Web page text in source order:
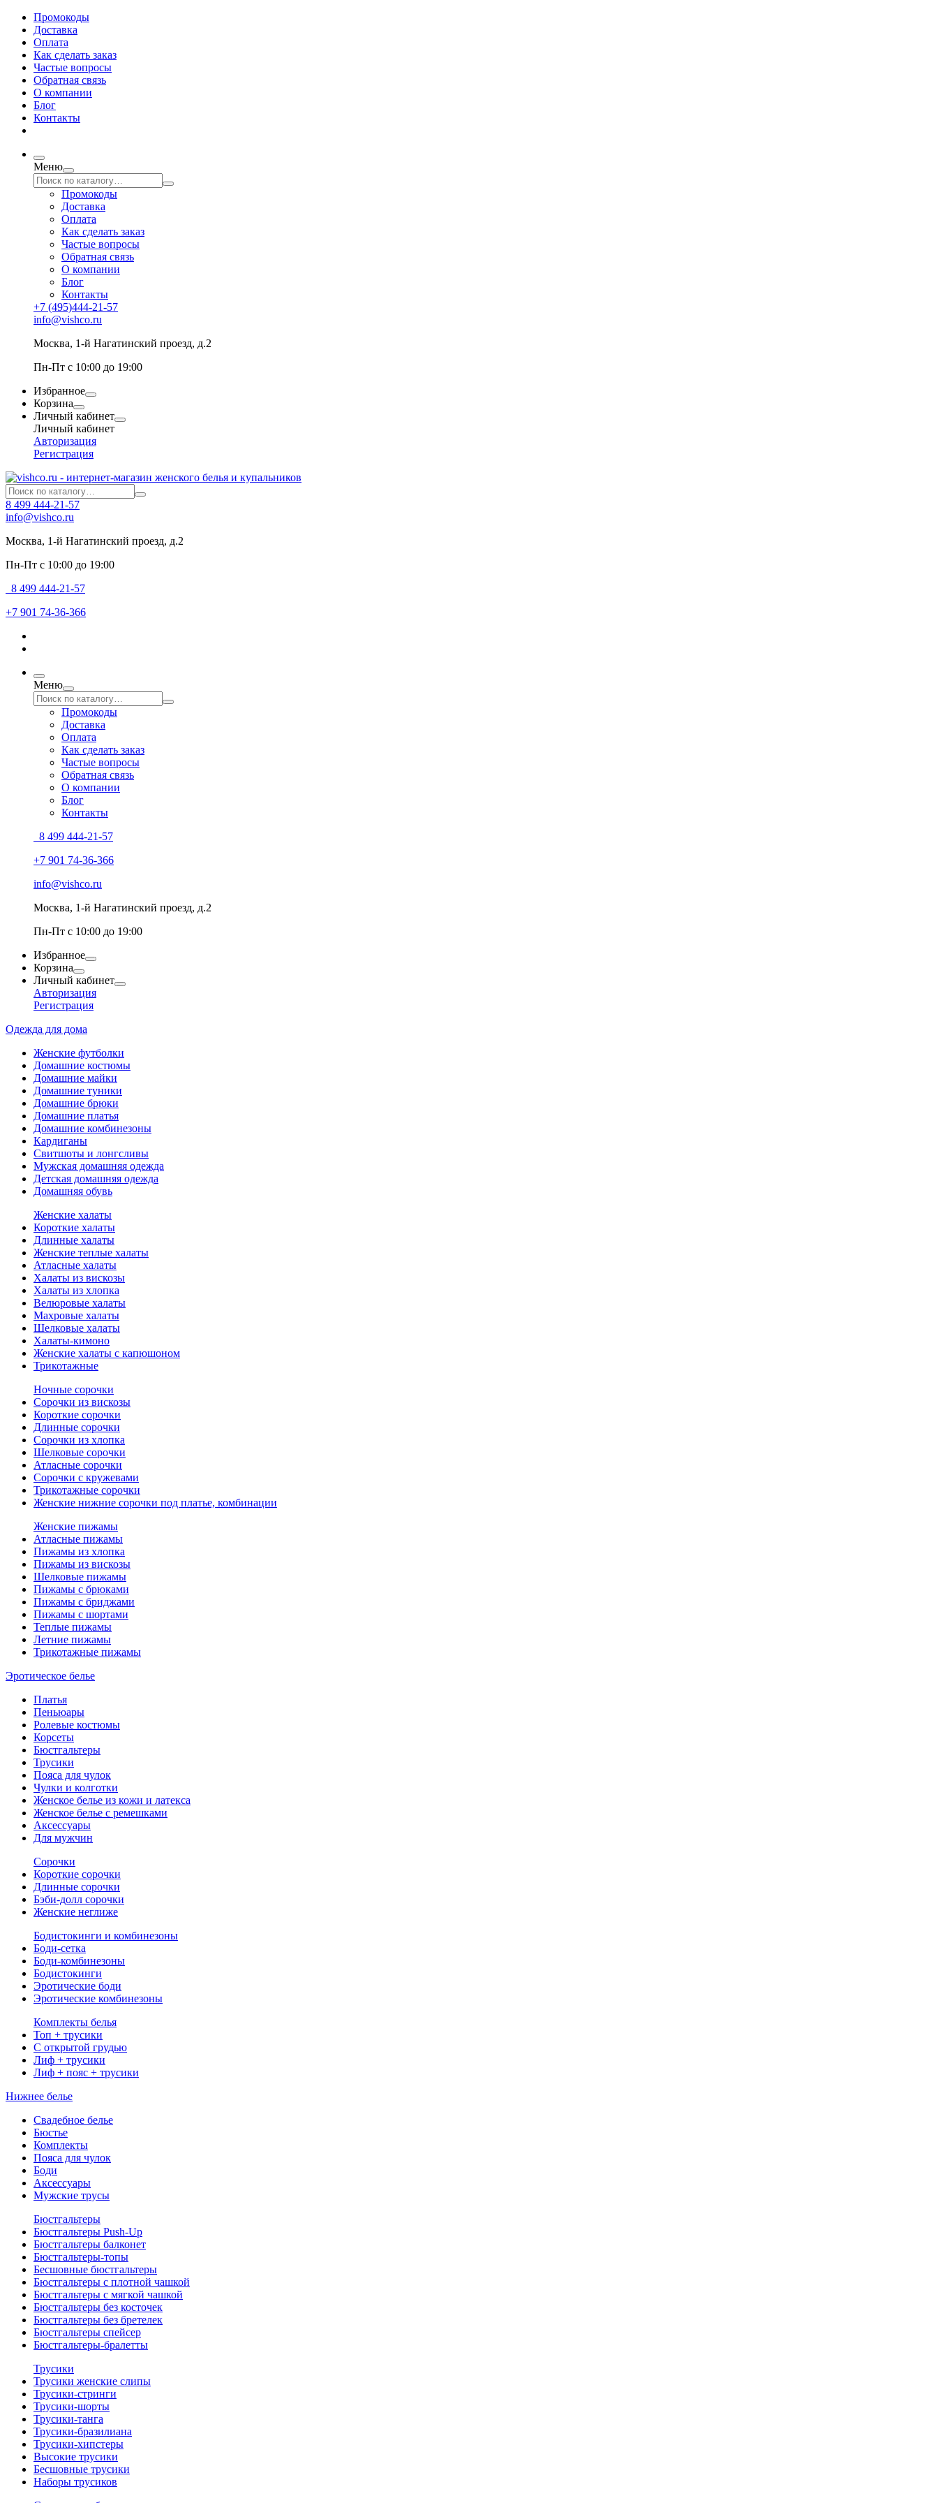
Промокоды
Доставка
Оплата
Как сделать заказ
Частые вопросы
Обратная связь
О компании
Блог
Контакты
Меню
Промокоды
Доставка
Оплата
Как сделать заказ
Частые вопросы
Обратная связь
О компании
Блог
Контакты
+7 (495)444-21-57
info@vishco.ru
Москва, 1-й Нагатинский проезд, д.2
Пн-Пт с 10:00 до 19:00
Избранное
Корзина
Личный кабинет
Личный кабинет
Авторизация
Регистрация
8 499 444-21-57
info@vishco.ru
Москва, 1-й Нагатинский проезд, д.2
Пн-Пт с 10:00 до 19:00
8 499 444-21-57
+7 901 74-36-366
Меню
Промокоды
Доставка
Оплата
Как сделать заказ
Частые вопросы
Обратная связь
О компании
Блог
Контакты
8 499 444-21-57
+7 901 74-36-366
info@vishco.ru
Москва, 1-й Нагатинский проезд, д.2
Пн-Пт с 10:00 до 19:00
Избранное
Корзина
Личный кабинет
Авторизация
Регистрация
Одежда для дома
Женские футболки
Домашние костюмы
Домашние майки
Домашние туники
Домашние брюки
Домашние платья
Домашние комбинезоны
Кардиганы
Свитшоты и лонгсливы
Мужская домашняя одежда
Детская домашняя одежда
Домашняя обувь
Женские халаты
Короткие халаты
Длинные халаты
Женские теплые халаты
Атласные халаты
Халаты из вискозы
Халаты из хлопка
Велюровые халаты
Махровые халаты
Шелковые халаты
Халаты-кимоно
Женские халаты с капюшоном
Трикотажные
Ночные сорочки
Сорочки из вискозы
Короткие сорочки
Длинные сорочки
Сорочки из хлопка
Шелковые сорочки
Атласные сорочки
Сорочки с кружевами
Трикотажные сорочки
Женские нижние сорочки под платье, комбинации
Женские пижамы
Атласные пижамы
Пижамы из хлопка
Пижамы из вискозы
Шелковые пижамы
Пижамы с брюками
Пижамы с бриджами
Пижамы с шортами
Теплые пижамы
Летние пижамы
Трикотажные пижамы
Эротическое белье
Платья
Пеньюары
Ролевые костюмы
Корсеты
Бюстгальтеры
Трусики
Пояса для чулок
Чулки и колготки
Женское белье из кожи и латекса
Женское белье с ремешками
Аксессуары
Для мужчин
Сорочки
Короткие сорочки
Длинные сорочки
Бэби-долл сорочки
Женские неглиже
Бодистокинги и комбинезоны
Боди-сетка
Боди-комбинезоны
Бодистокинги
Эротические боди
Эротические комбинезоны
Комплекты белья
Топ + трусики
С открытой грудью
Лиф + трусики
Лиф + пояс + трусики
Нижнее белье
Свадебное белье
Бюстье
Комплекты
Пояса для чулок
Боди
Аксессуары
Мужские трусы
Бюстгальтеры
Бюстгальтеры Push-Up
Бюстгальтеры балконет
Бюстгальтеры-топы
Бесшовные бюстгальтеры
Бюстгальтеры с плотной чашкой
Бюстгальтеры с мягкой чашкой
Бюстгальтеры без косточек
Бюстгальтеры без бретелек
Бюстгальтеры спейсер
Бюстгальтеры-бралетты
Трусики
Трусики женские слипы
Трусики-стринги
Трусики-шорты
Трусики-танга
Трусики-бразилиана
Трусики-хипстеры
Высокие трусики
Бесшовные трусики
Наборы трусиков